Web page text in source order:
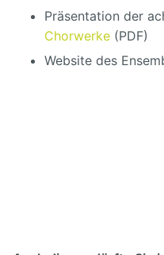
Präsentation der
Chorwerke (PDF)
Website des